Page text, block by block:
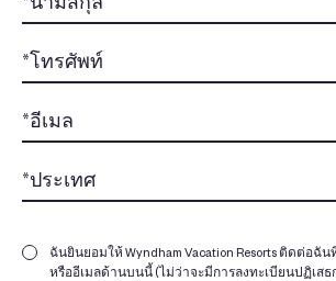
ฉันยินยอมให้ Wyndham Vacation Resorts ติดต่อฉั
หรืออีเมลด้านบนนี้ (ไม่ว่าจะมีการลงทะเบียนปฏิเสธ